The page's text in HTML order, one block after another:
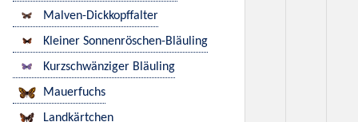
Malven-Dickkopffalter
Kleiner Sonnenröschen-Bläuling
Kurzschwänziger Bläuling
Mauerfuchs
Landkärtchen